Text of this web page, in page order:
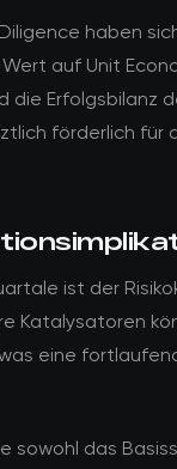
haben
auf Unit
die Erfolgsbilanz
förderlich für
ist der
Katalysatoren
eine
sowohl das